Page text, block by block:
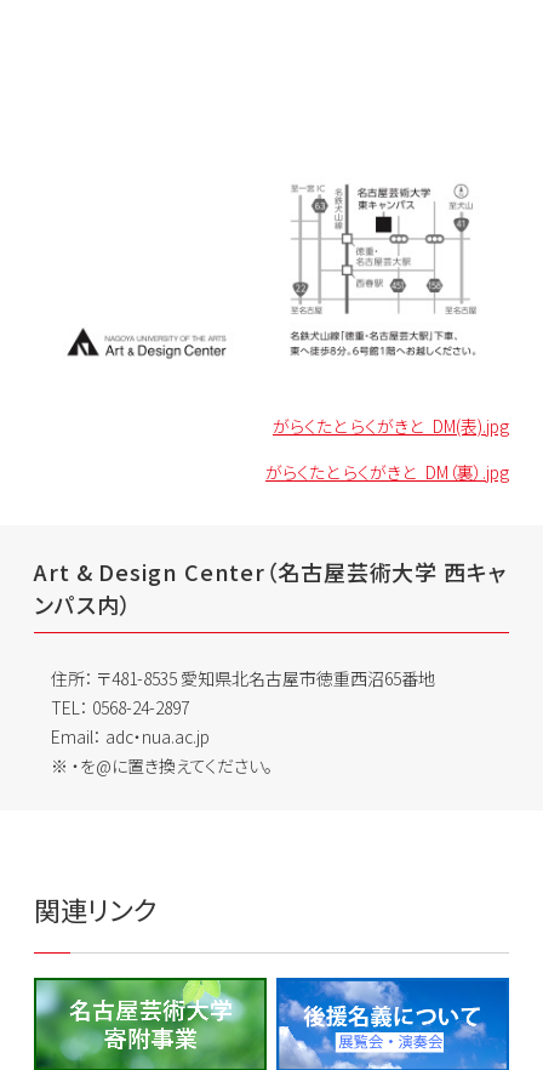
がらくたと らくがきと_DM(表).jpg
がらくたと らくがきと_DM（裏）.jpg
Art & Design Center（名古屋芸術大学 西キャ
ンパス内）
住所： 〒481-8535 愛知県北名古屋市徳重西沼65番地
TEL： 0568-24-2897
Email： adc・nua.ac.jp
・を@に置き換えてください。
関連リンク